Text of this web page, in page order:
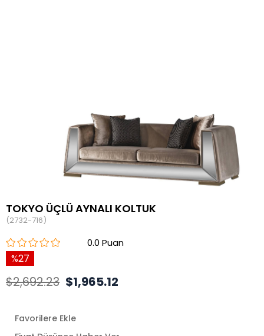
TOKYO ÜÇLÜ AYNALI KOLTUK
(2732-716)
0.0
27
$2,692.23 $1,965.12
Favorilere Ekle